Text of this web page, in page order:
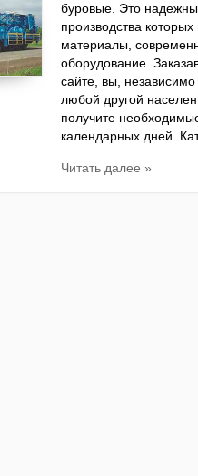
буровые. Это
производства
материалы,
оборудование.
сайте, вы,
любой другой
получите
календарных дней.
Читать далее »